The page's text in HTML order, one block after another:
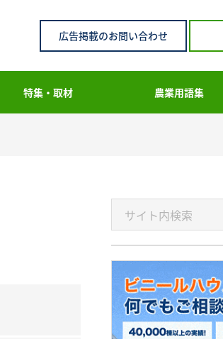
広告掲載のお問い合わせ
特集・取材 農業用語集